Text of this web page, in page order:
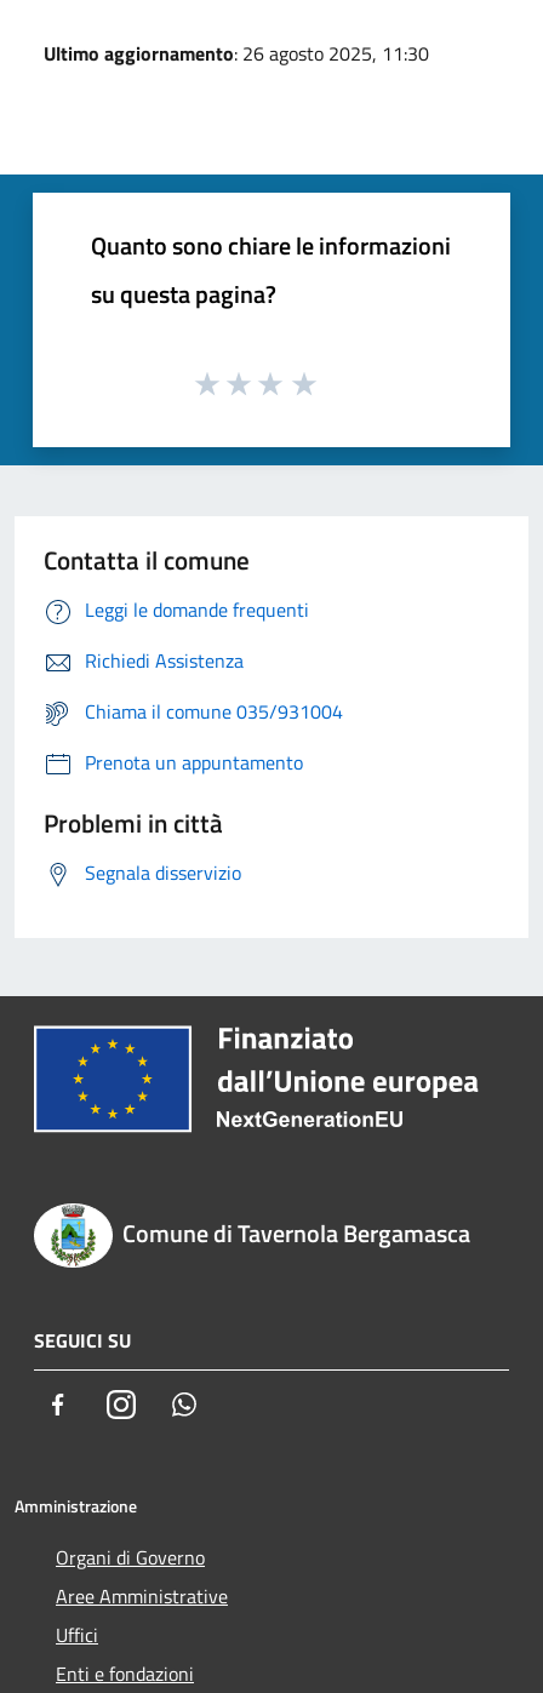
Ultimo aggiornamento: 26 agosto 2025, 11:30
Quanto sono chiare le informazioni
su questa pagina?
Contatta il comune
Leggi le domande frequenti
Richiedi Assistenza
Chiama il comune 035/931004
Prenota un appuntamento
Problemi in città
Segnala disservizio
Comune di Tavernola Bergamasca
SEGUICI SU
FacebookInstagram
Amministrazione
Organi di Governo
Aree Amministrative
Uffici
Enti e fondazioni